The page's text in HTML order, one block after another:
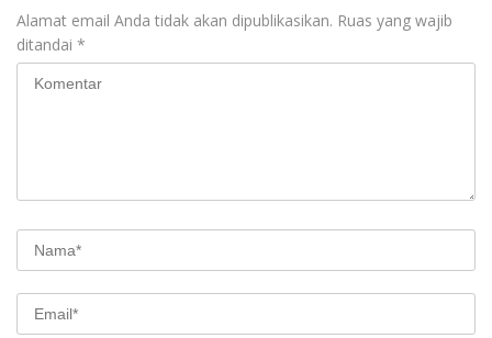
Alamat email Anda tidak akan dipublikasikan. Ruas yang wajib
ditandai *